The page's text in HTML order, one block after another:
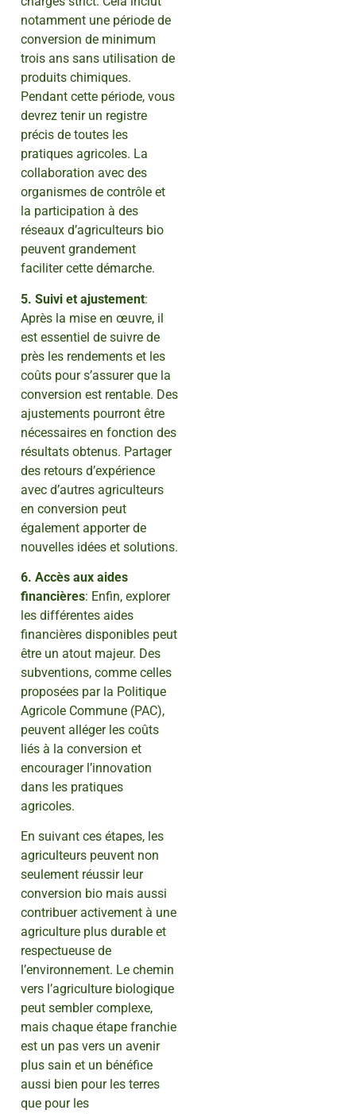
notamment une période de
conversion de minimum
trois ans sans utilisation de
produits chimiques.
Pendant cette période, vous
devrez tenir un registre
précis de toutes les
pratiques agricoles. La
collaboration avec des
organismes de contrôle et
la participation à des
réseaux d’agriculteurs bio
peuvent grandement
faciliter cette démarche.
5. Suivi et ajustement:
Après la mise en œuvre, il
est essentiel de suivre de
près les rendements et les
coûts pour s’assurer que la
conversion est rentable. Des
ajustements pourront être
nécessaires en fonction des
résultats obtenus. Partager
des retours d’expérience
avec d’autres agriculteurs
en conversion peut
également apporter de
nouvelles idées et solutions.
6. Accès aux aides
financières: Enfin, explorer
les différentes aides
financières disponibles peut
être un atout majeur. Des
subventions, comme celles
proposées par la Politique
Agricole Commune (PAC),
peuvent alléger les coûts
liés à la conversion et
encourager l’innovation
dans les pratiques
agricoles.
En suivant ces étapes, les
agriculteurs peuvent non
seulement réussir leur
conversion bio mais aussi
contribuer activement à une
agriculture plus durable et
respectueuse de
l’environnement. Le chemin
vers l’agriculture biologique
peut sembler complexe,
mais chaque étape franchie
est un pas vers un avenir
plus sain et un bénéfice
aussi bien pour les terres
que pour les